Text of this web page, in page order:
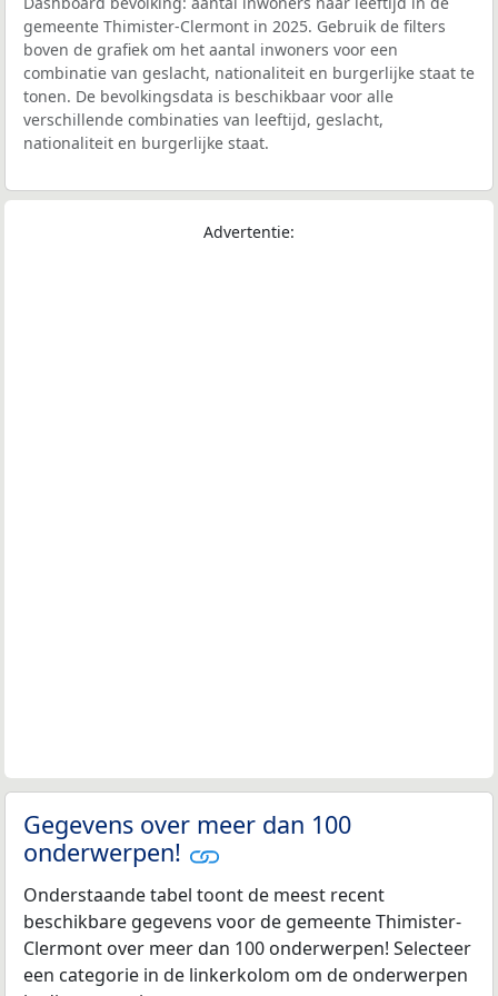
gemeente Thimister-Clermont in 2025. Gebruik de filters
boven de grafiek om het aantal inwoners voor een
combinatie van geslacht, nationaliteit en burgerlijke staat te
tonen. De bevolkingsdata is beschikbaar voor alle
verschillende combinaties van leeftijd, geslacht,
nationaliteit en burgerlijke staat.
Advertentie:
Gegevens over meer dan 100
onderwerpen!
Onderstaande tabel toont de meest recent
beschikbare gegevens voor de gemeente Thimister-
Clermont over meer dan 100 onderwerpen! Selecteer
een categorie in de linkerkolom om de onderwerpen